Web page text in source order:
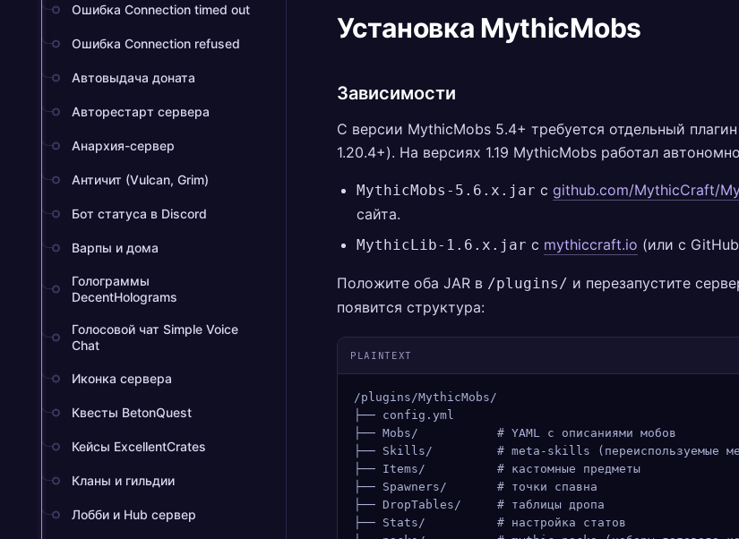
Ошибка Connection timed out
Ошибка Connection refused
Автовыдача доната
Авторестарт сервера
Анархия-сервер
Античит (Vulcan, Grim)
Бот статуса в Discord
Варпы и дома
Голограммы
DecentHolograms
Голосовой чат Simple Voice
Chat
Иконка сервера
Квесты BetonQuest
Кейсы ExcellentCrates
Кланы и гильдии
Лобби и Hub сервер
Установка MythicMobs
Зависимости
С версии MythicMobs 5.4+ требуется отдельный плагин
1.20.4+). На версиях 1.19 MythicMobs работал
MythicMobs-5.6.x.jar с github.com/MythicCraft/
сайта.
MythicLib-1.6.x.jar с mythiccraft.io (или с
Положите оба JAR в /plugins/ и перезапустите
появится структура:
PLAINTEXT
/plugins/MythicMobs/
├── config.yml
├── Mobs/           # YAML с описаниями мобов
├── Skills/         # meta-skills (переиспользуемые
├── Items/          # кастомные предметы
├── Spawners/       # точки спавна
├── DropTables/     # таблицы дропа
├── Stats/          # настройка статов